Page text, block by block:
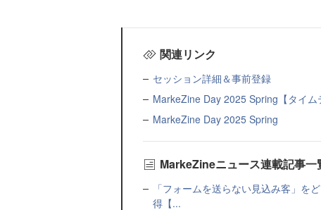
関連リンク
セッション詳細＆事前登録
MarkeZine Day 2025 Spring【タイム
MarkeZine Day 2025 Spring
MarkeZineニュース連載記事一
「フォームを送らない見込み客」を
得【...